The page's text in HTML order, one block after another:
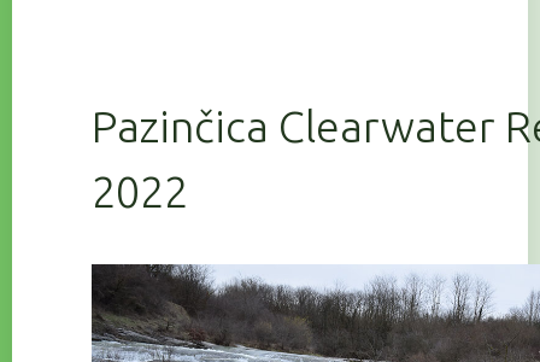
Pazinčica Clearwater
2022